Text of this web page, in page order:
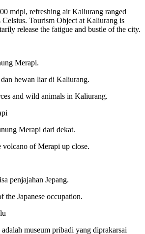
mdpl, refreshing air Kaliurang ranged
Celsius. Tourism Object at Kaliurang is
release the fatigue and bustle of the city.
Merapi.
hewan liar di Kaliurang.
and wild animals in Kaliurang.
Merapi dari dekat.
volcano of Merapi up close.
penjajahan Jepang.
the Japanese occupation.
museum pribadi yang diprakarsai